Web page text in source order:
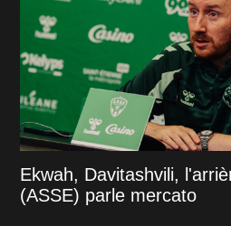
Ekwah, Davitashvili,
(ASSE) parle mercato